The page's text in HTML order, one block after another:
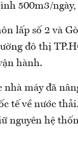
500m3/ngày,
lấp số 2 và
đô thị
hành.
nhà máy đã
tế về nước
nguyên hệ